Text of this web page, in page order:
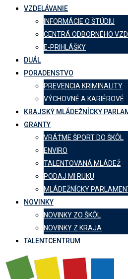
VZDELÁVANIE
INFORMÁCIE O ŠTÚDIU
CENTRÁ ODBORNÉHO
E-PRIHLÁŠKY
DUÁL
PORADENSTVO
PREVENCIA KRIMINALITY
VÝCHOVNÉ A KARIÉROVÉ
KRAJSKÝ MLÁDEŽNÍCKY
GRANTY
VRÁŤME ŠPORT DO ŠKÔL
ENVIRO
TALENTOVANÁ MLÁDEŽ
PODAJ MI RUKU
MLÁDEŽNÍCKY
NOVINKY
NOVINKY ZO ŠKÔL
NOVINKY Z KRAJA
TALENTCENTRUM